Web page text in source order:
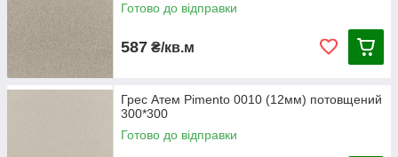
Готово до відправки
587 ₴/кв.м
Грес Атем Pimento 0010 (12мм) потовщений
300*300
Готово до відправки